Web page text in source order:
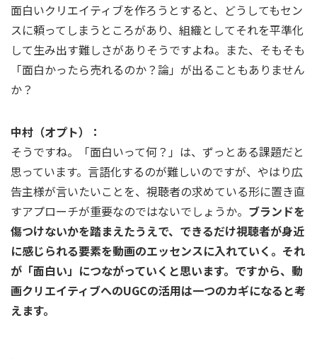
面白いクリエイティブを作ろうとすると、どうしてもセン
スに頼ってしまうところがあり、組織としてそれを平準化
して生み出す難しさがありそうですよね。また、そもそも
「面白かったら売れるのか？論」が出ることもありません
か？
中村（オプト）：
そうですね。「面白いって何？」は、ずっとある課題だと
思っています。言語化するのが難しいのですが、やはり広
告主様が言いたいことを、視聴者の求めている形に置き直
すアプローチが重要なのではないでしょうか。 ブランドを
傷つけないかを踏まえたうえで、できるだけ視聴者が身近
に感じられる要素を動画のエッセンスに入れていく。それ
が「面白い」につながっていくと思います。ですから、動
画クリエイティブへのUGCの活用は一つのカギになると考
えます。